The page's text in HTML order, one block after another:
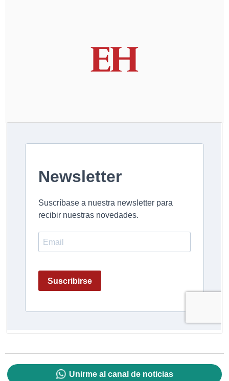
Unirme al canal de noticias